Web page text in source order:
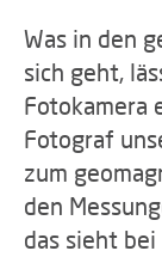
Was in den
sich geht,
Fotokamera
Fotograf
zum
den
das sieht